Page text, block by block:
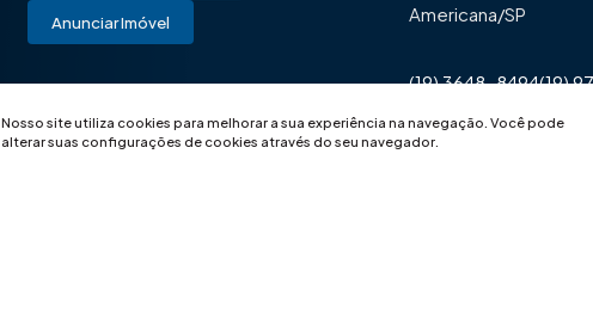
Nosso site utiliza cookies para melhorar a sua experiência na navegação. Você pode
alterar suas configurações de cookies através do seu navegador.
Anunciar Imóvel
Americana/SP
(19) 3648-8494(19)